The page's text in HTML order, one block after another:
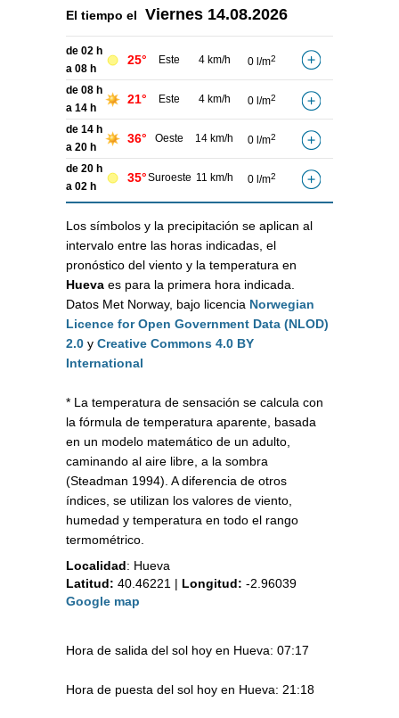
El tiempo el Viernes 14.08.2026
de 02 h
a 08 h
25° Este 4 km/h 0 l/m2
de 08 h
a 14 h
21° Este 4 km/h 0 l/m2
de 14 h
a 20 h
36° Oeste 14 km/h 0 l/m2
de 20 h
a 02 h
35°Suroeste 11 km/h 0 l/m2
Los símbolos y la precipitación se aplican al
intervalo entre las horas indicadas, el
pronóstico del viento y la temperatura en
Hueva es para la primera hora indicada.
Datos Met Norway, bajo licencia Norwegian
Licence for Open Government Data (NLOD)
2.0 y Creative Commons 4.0 BY
International
* La temperatura de sensación se calcula con
la fórmula de temperatura aparente, basada
en un modelo matemático de un adulto,
caminando al aire libre, a la sombra
(Steadman 1994). A diferencia de otros
índices, se utilizan los valores de viento,
humedad y temperatura en todo el rango
termométrico.
Localidad: Hueva
Latitud: 40.46221 | Longitud: -2.96039
Google map
Hora de salida del sol hoy en Hueva: 07:17
Hora de puesta del sol hoy en Hueva: 21:18